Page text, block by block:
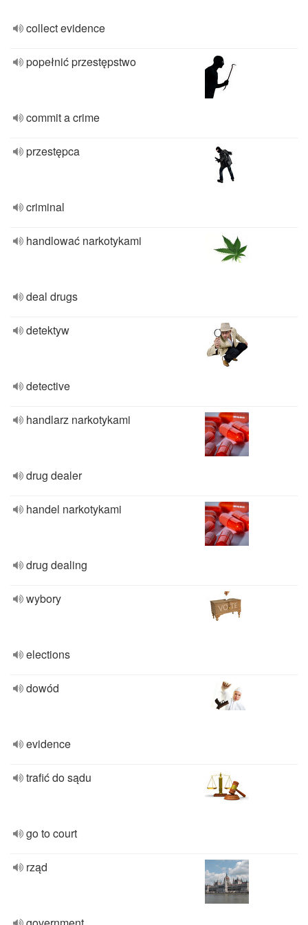
collect evidence
popełnić przestępstwo
commit a crime
przestępca
criminal
handlować narkotykami
deal drugs
detektyw
detective
handlarz narkotykami
drug dealer
handel narkotykami
drug dealing
wybory
elections
dowód
evidence
trafić do sądu
go to court
rząd